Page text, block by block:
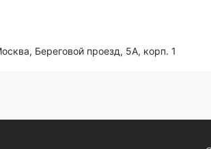
Береговой проезд, 5А, корп. 1